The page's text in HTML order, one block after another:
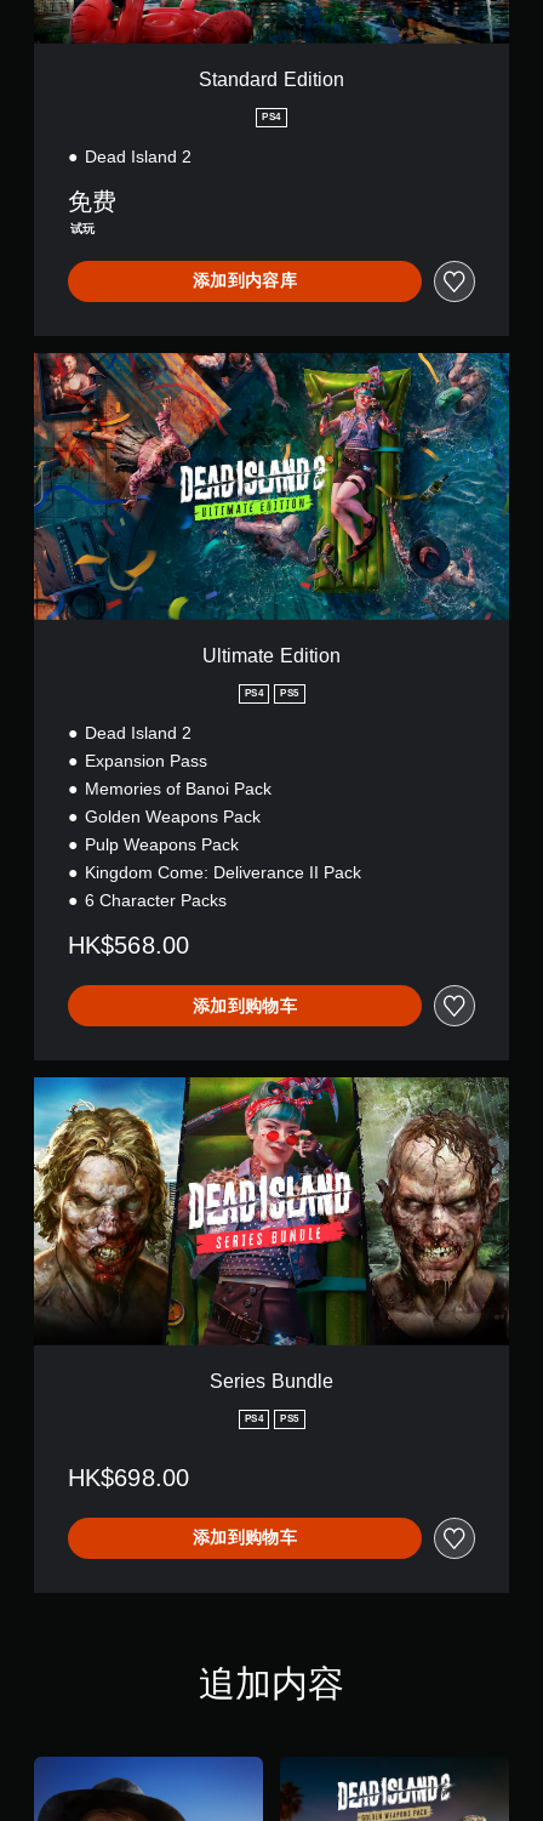
i
i
Standard Edition
PS4
Dead Island 2
免费
试玩
添加到内容库
U
l
t
i
m
a
t
e
E
d
i
t
i
Ultimate Edition
PS4 PS5
Dead Island 2
Expansion Pass
Memories of Banoi Pack
Golden Weapons Pack
Pulp Weapons Pack
Kingdom Come: Deliverance II Pack
6 Character Packs
HK$568.00
添加到购物车
S
e
r
i
e
s
B
u
n
d
l
Series Bundle
PS4 PS5
HK$698.00
添加到购物车
追加内容